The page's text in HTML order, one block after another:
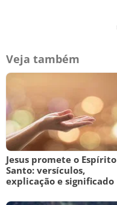
Veja também
Jesus promete o Espírito
Santo: versículos,
explicação e significado